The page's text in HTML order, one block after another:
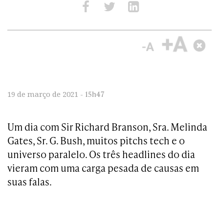
19 de março de 2021 - 15h47
Um dia com Sir Richard Branson, Sra. Melinda
Gates, Sr. G. Bush, muitos pitchs tech e o
universo paralelo. Os três headlines do dia
vieram com uma carga pesada de causas em
suas falas.